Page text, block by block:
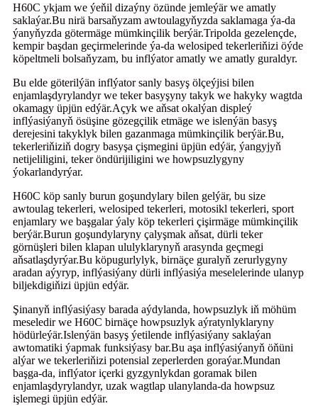
H60C ykjam we ýeňil dizaýny özünde jemleýär we amatly
saklaýar.Bu nirä barsaňyzam awtoulagyňyzda saklamaga ýa-da
ýanyňyzda götermäge mümkinçilik berýär.Tripolda gezelençde,
kempir başdan geçirmelerinde ýa-da welosiped tekerleriňizi öýde
köpeltmeli bolsaňyzam, bu inflýator amatly we amatly guraldyr.
Bu elde göterilýän inflýator sanly basyş ölçeýjisi bilen
enjamlaşdyrylandyr we teker basyşyny takyk we hakyky wagtda
okamagy üpjün edýär.Açyk we aňsat okalýan displeý
inflýasiýanyň ösüşine gözegçilik etmäge we islenýän basyş
derejesini takyklyk bilen gazanmaga mümkinçilik berýär.Bu,
tekerleriňiziň dogry basyşa çişmegini üpjün edýär, ýangyjyň
netijeliligini, teker öndürijiligini we howpsuzlygyny
ýokarlandyrýar.
H60C köp sanly burun goşundylary bilen gelýär, bu size
awtoulag tekerleri, welosiped tekerleri, motosikl tekerleri, sport
enjamlary we başgalar ýaly köp tekerleri çişirmäge mümkinçilik
berýär.Burun goşundylaryny çalyşmak aňsat, dürli teker
görnüşleri bilen klapan ululyklarynyň arasynda geçmegi
aňsatlaşdyrýar.Bu köpugurlylyk, birnäçe guralyň zerurlygyny
aradan aýyryp, inflýasiýany dürli inflýasiýa meselelerinde ulanyp
biljekdigiňizi üpjün edýär.
Şinanyň inflýasiýasy barada aýdylanda, howpsuzlyk iň möhüm
meseledir we H60C birnäçe howpsuzlyk aýratynlyklaryny
hödürleýär.Islenýän basyş ýetilende inflýasiýany saklaýan
awtomatiki ýapmak funksiýasy bar.Bu aşa inflýasiýanyň öňüni
alýar we tekerleriňizi potensial zeperlerden goraýar.Mundan
başga-da, inflýator içerki gyzgynlykdan goramak bilen
enjamlaşdyrylandyr, uzak wagtlap ulanylanda-da howpsuz
işlemegi üpjün edýär.